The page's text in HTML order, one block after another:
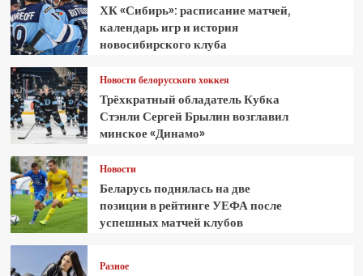
ХК «Сибирь»: расписание матчей,
календарь игр и история
новосибирского клуба
Новости белорусского хоккея
Трёхкратный обладатель Кубка
Стэнли Сергей Брылин возглавил
минское «Динамо»
Новости
Беларусь поднялась на две
позиции в рейтинге УЕФА после
успешных матчей клубов
Разное